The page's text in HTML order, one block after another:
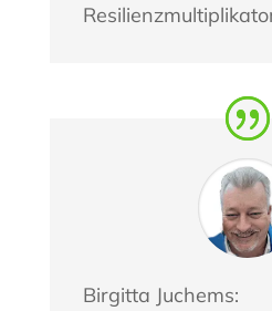
Birgitta Juchems: